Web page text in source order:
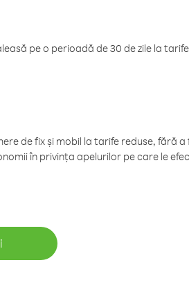
pe o perioadă de 30 de zile la
de fix și mobil la tarife reduse, fără a
în privința apelurilor pe care le